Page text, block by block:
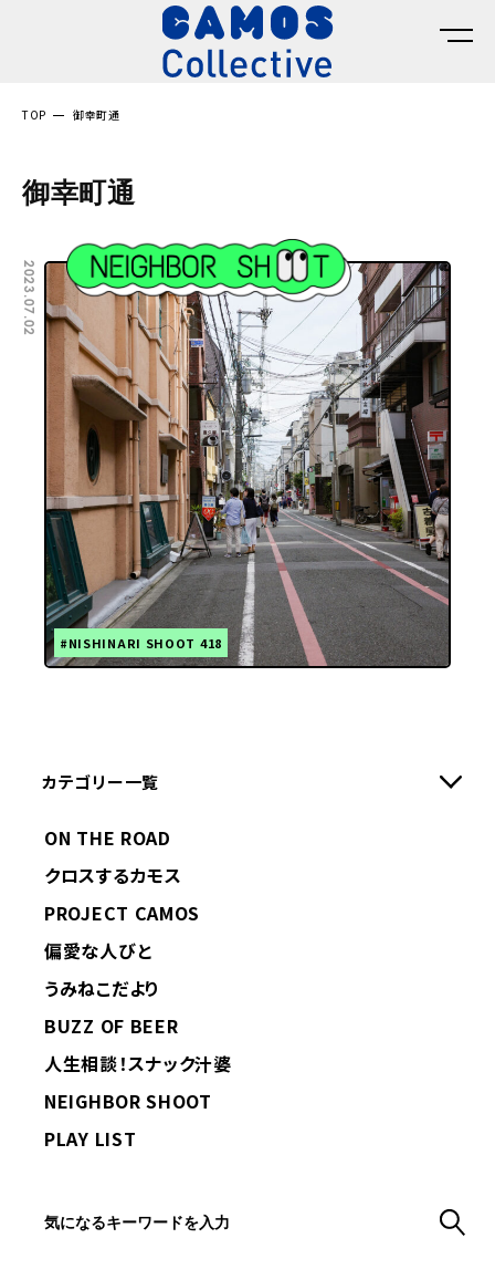
TOP 御幸町通
御幸町通
2023.07.02
#NISHINARI SHOOT 418
カテゴリー一覧
ON THE ROAD
クロスするカモス
PROJECT CAMOS
偏愛な人びと
うみねこだより
BUZZ OF BEER
人生相談！スナック汁婆
NEIGHBOR SHOOT
PLAY LIST